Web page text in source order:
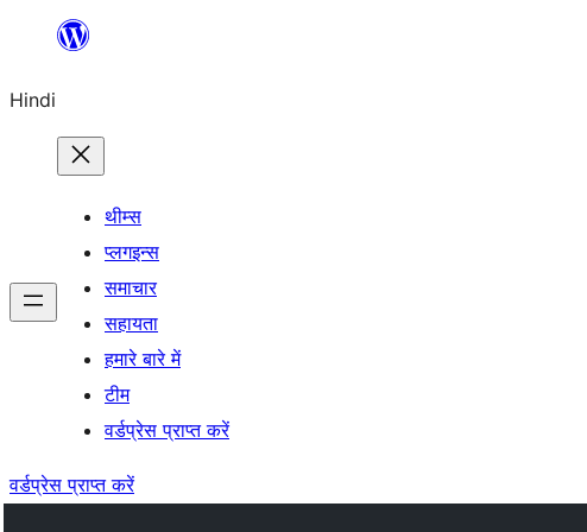
सामग्री
जाएं
Hindi
थीम्स
प्लगइन्स
समाचार
सहायता
हमारे बारे में
टीम
वर्डप्रेस प्राप्त करें
वर्डप्रेस प्राप्त करें